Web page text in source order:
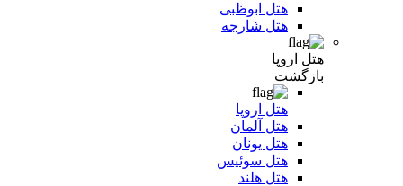
هتل ابوظبی
هتل شارجه
هتل اروپا
بازگشت
هتل اروپا
هتل آلمان
هتل یونان
هتل سوئیس
هتل هلند